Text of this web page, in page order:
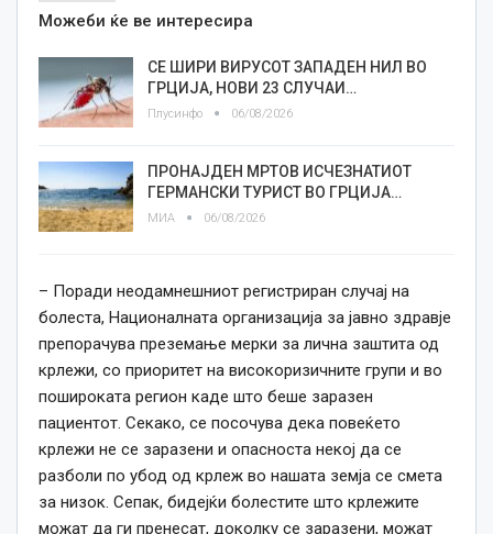
Можеби ќе ве интересира
СЕ ШИРИ ВИРУСОТ ЗАПАДЕН НИЛ ВО
ГРЦИЈА, НОВИ 23 СЛУЧАИ…
Плусинфо 06/08/2026
ПРОНАЈДЕН МРТОВ ИСЧЕЗНАТИОТ
ГЕРМАНСКИ ТУРИСТ ВО ГРЦИЈА…
МИА 06/08/2026
– Поради неодамнешниот регистриран случај на
болеста, Националната организација за јавно здравје
препорачува преземање мерки за лична заштита од
крлежи, со приоритет на високоризичните групи и во
пошироката регион каде што беше заразен
пациентот. Секако, се посочува дека повеќето
крлежи не се заразени и опасноста некој да се
разболи по убод од крлеж во нашата земја се смета
за низок. Сепак, бидејќи болестите што крлежите
можат да ги пренесат, доколку се заразени, можат